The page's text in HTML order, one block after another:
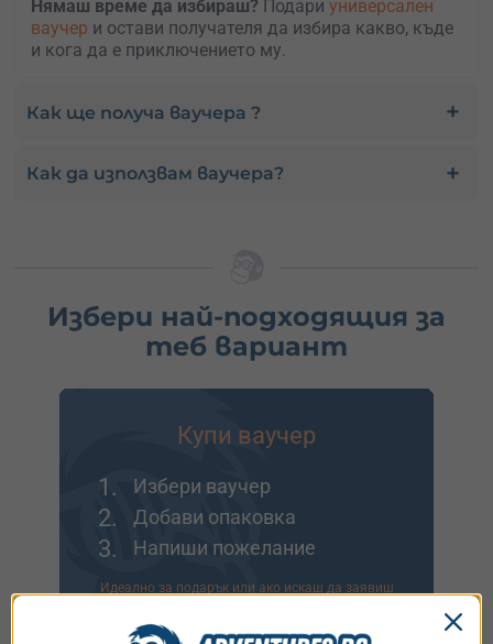
Нямаш време да избираш? Подари универсален
ваучер и остави получателя да избира какво, къде
и кога да е приключението му.
Как ще получа ваучера ?
Как да използвам ваучера?
Избери най-подходящия за
теб вариант
Купи ваучер
1. Избери ваучер
2. Добави опаковка
3. Напиши пожелание
Идеално за подарък или ако искаш да заявиш